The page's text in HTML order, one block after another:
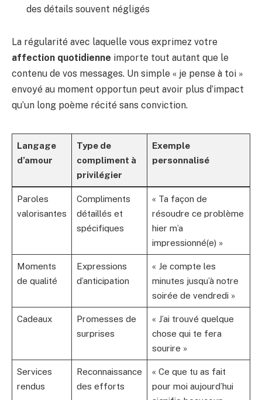
des détails souvent négligés
La régularité avec laquelle vous exprimez votre
affection quotidienne importe tout autant que le
contenu de vos messages. Un simple « je pense à toi »
envoyé au moment opportun peut avoir plus d’impact
qu’un long poème récité sans conviction.
Langage
d’amour
Type de
compliment à
privilégier
Exemple
personnalisé
Paroles
valorisantes
Compliments
détaillés et
spécifiques
« Ta façon de
résoudre ce problème
hier m’a
impressionné(e) »
Moments
de qualité
Expressions
d’anticipation
« Je compte les
minutes jusqu’à notre
soirée de vendredi »
Cadeaux
Promesses de
surprises
« J’ai trouvé quelque
chose qui te fera
sourire »
Services
rendus
Reconnaissance
des efforts
« Ce que tu as fait
pour moi aujourd’hui